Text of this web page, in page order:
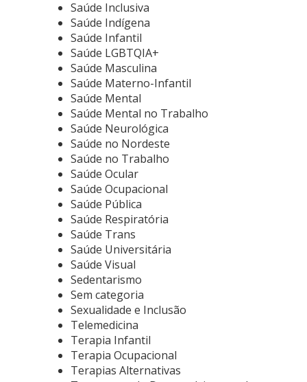
Saúde Inclusiva
Saúde Indígena
Saúde Infantil
Saúde LGBTQIA+
Saúde Masculina
Saúde Materno-Infantil
Saúde Mental
Saúde Mental no Trabalho
Saúde Neurológica
Saúde no Nordeste
Saúde no Trabalho
Saúde Ocular
Saúde Ocupacional
Saúde Pública
Saúde Respiratória
Saúde Trans
Saúde Universitária
Saúde Visual
Sedentarismo
Sem categoria
Sexualidade e Inclusão
Telemedicina
Terapia Infantil
Terapia Ocupacional
Terapias Alternativas